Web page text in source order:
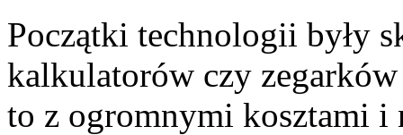
Początki technologii były
kalkulatorów czy zegarków
to z ogromnymi kosztami i